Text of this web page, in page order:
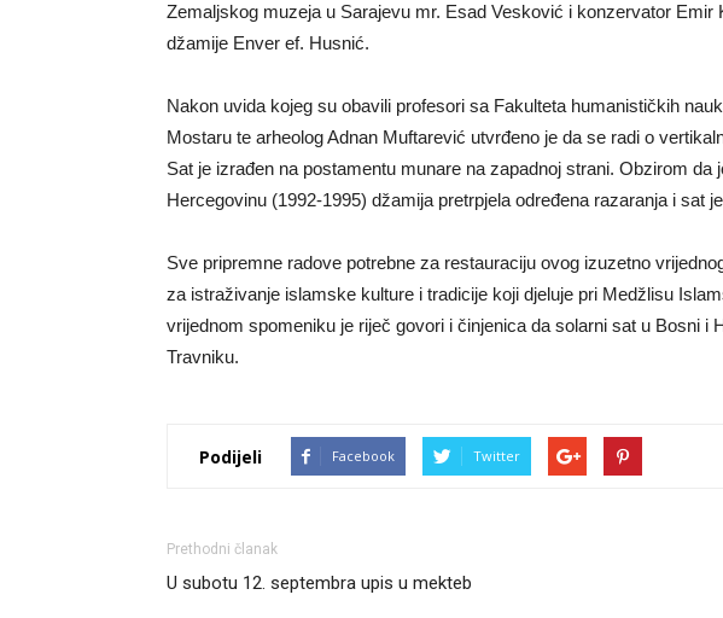
Zemaljskog muzeja u Sarajevu mr. Esad Vesković i konzervator Emir
džamije Enver ef. Husnić.
Nakon uvida kojeg su obavili profesori sa Fakulteta humanističkih
Mostaru te arheolog Adnan Muftarević utvrđeno je da se radi o
Sat je izrađen na postamentu munare na zapadnoj strani. Obzirom da
Hercegovinu (1992-1995) džamija pretrpjela određena razaranja i sat
Sve pripremne radove potrebne za restauraciju ovog izuzetno
za istraživanje islamske kulture i tradicije koji djeluje pri Medžlisu
vrijednom spomeniku je riječ govori i činjenica da solarni sat u Bosni i
Travniku.
Podijeli Facebook Twitter
Prethodni članak
U subotu 12. septembra upis u mekteb